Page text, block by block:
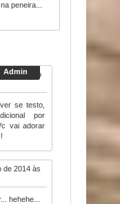
peneira...
15 de agosto
se testo,
por
vai adorar
de 2014 às
hehehe...